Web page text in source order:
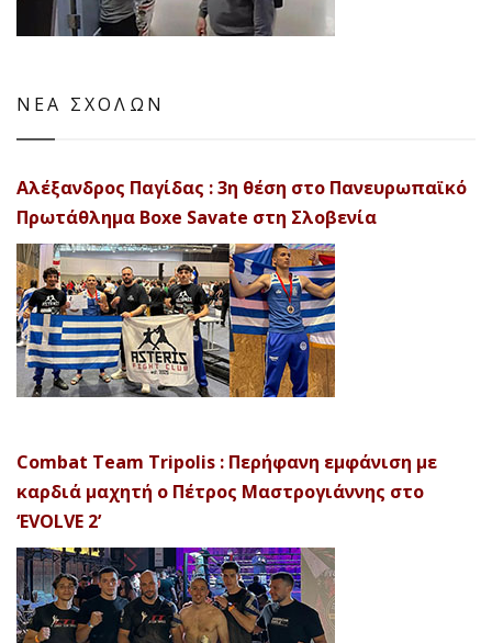
ΝΕΑ ΣΧΟΛΩΝ
Αλέξανδρος Παγίδας : 3η θέση στο Πανευρωπαϊκό
Πρωτάθλημα Boxe Savate στη Σλοβενία
Combat Team Tripolis : Περήφανη εμφάνιση με
καρδιά μαχητή ο Πέτρος Μαστρογιάννης στο
‘EVOLVE 2’